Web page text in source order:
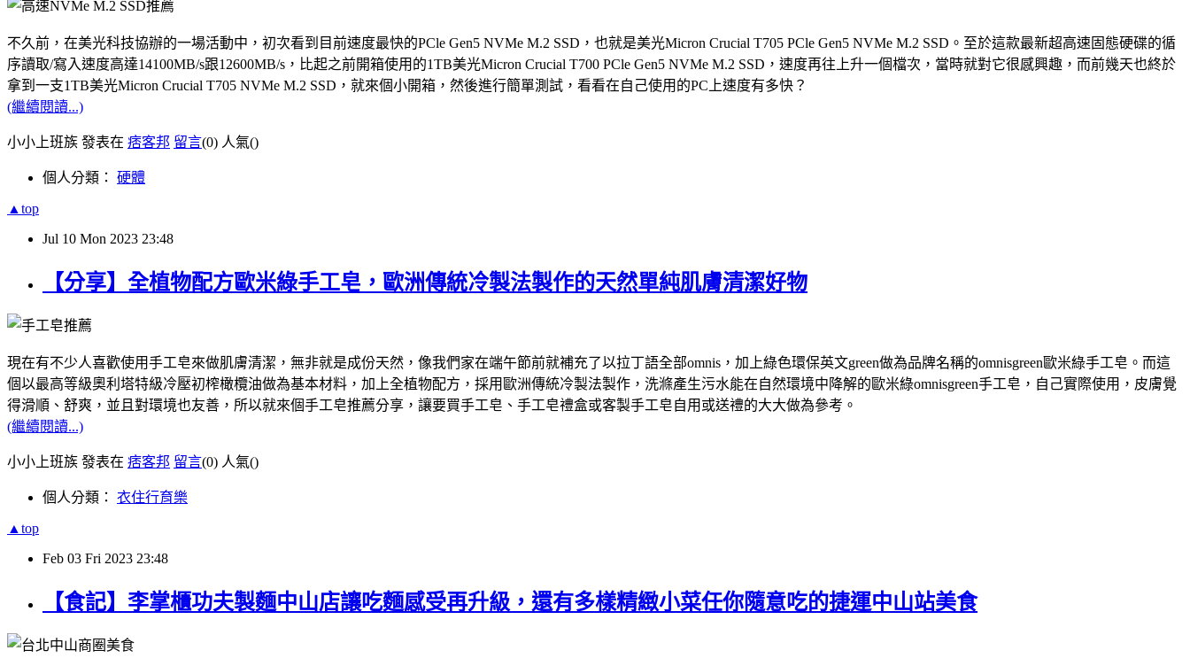
不久前，在美光科技協辦的一場活動中，初次看到目前速度最快的PCle Gen5 NVMe M.2 SSD，也就是美光Micron Crucial T705 PCle Gen5 NVMe M.2 SSD。至於這款最新超高速固態硬碟的循
序讀取/寫入速度高達14100MB/s跟12600MB/s，比起之前開箱使用的1TB美光Micron Crucial T700 PCle Gen5 NVMe M.2 SSD，速度再往上升一個檔次，當時就對它很感興趣，而前幾天也終於
拿到一支1TB美光Micron Crucial T705 NVMe M.2 SSD，就來個小開箱，然後進行簡單測試，看看在自己使用的PC上速度有多快？
(繼續閱讀...)
小小上班族 發表在 痞客邦 留言(0) 人氣()
個人分類： 硬體
▲top
Jul 10 Mon 2023 23:48
【分享】全植物配方歐米綠手工皂，歐洲傳統冷製法製作的天然單純肌膚清潔好物
現在有不少人喜歡使用手工皂來做肌膚清潔，無非就是成份天然，像我們家在端午節前就補充了以拉丁語全部omnis，加上綠色環保英文green做為品牌名稱的omnisgreen歐米綠手工皂。而這
個以最高等級奧利塔特級冷壓初榨橄欖油做為基本材料，加上全植物配方，採用歐洲傳統冷製法製作，洗滌產生污水能在自然環境中降解的歐米綠omnisgreen手工皂，自己實際使用，皮膚覺
得滑順、舒爽，並且對環境也友善，所以就來個手工皂推薦分享，讓要買手工皂、手工皂禮盒或客製手工皂自用或送禮的大大做為參考。
(繼續閱讀...)
小小上班族 發表在 痞客邦 留言(0) 人氣()
個人分類： 衣住行育樂
▲top
Feb 03 Fri 2023 23:48
【食記】李掌櫃功夫製麵中山店讓吃麵感受再升級，還有多樣精緻小菜任你隨意吃的捷運中山站美食